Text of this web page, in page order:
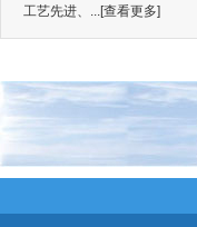
工艺先进、...[查看更多]